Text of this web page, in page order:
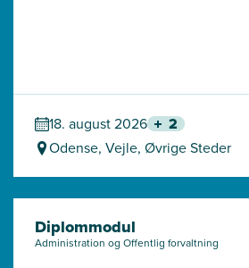
18. august 2026 2
Odense, Vejle, Øvrige Steder
Diplommodul
Administration og Offentlig forvaltning